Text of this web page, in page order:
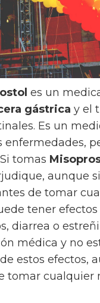
es un
gástrica y el
Es un
tomas
aunque
de tomar
tener efectos
diarrea o
médica y no
estos efectos,
tomar cualquier